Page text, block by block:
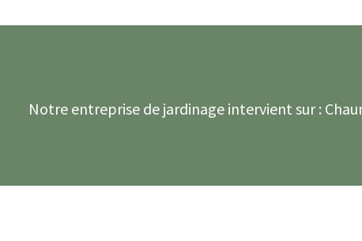
Notre entreprise de jardinage intervient sur :